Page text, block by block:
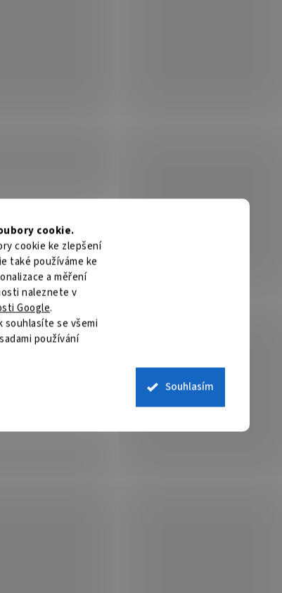
cookie.
cookie ke zlepšení
také používáme ke
a měření
naleznete v
Google.
souhlasíte se všemi
používání
Souhlasím